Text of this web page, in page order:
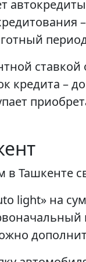
–
Ташкенте
light» на